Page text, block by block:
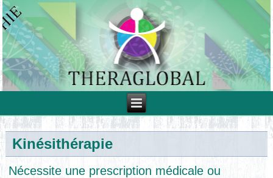
Kinésithérapie
Nécessite une prescription médicale ou